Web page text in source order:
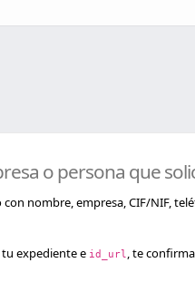
o persona que
nombre, empresa, CIF/NIF,
expediente e id_url, te